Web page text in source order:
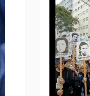
vídeo